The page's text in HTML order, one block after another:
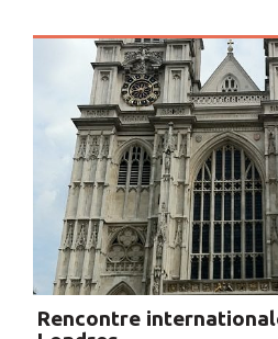
Rencontre